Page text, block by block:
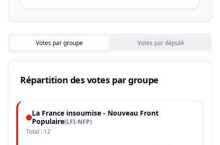
Votes par groupe Votes par député
Répartition des votes par groupe
La France insoumise - Nouveau Front
Populaire(LFI-NFP)
Total : 12